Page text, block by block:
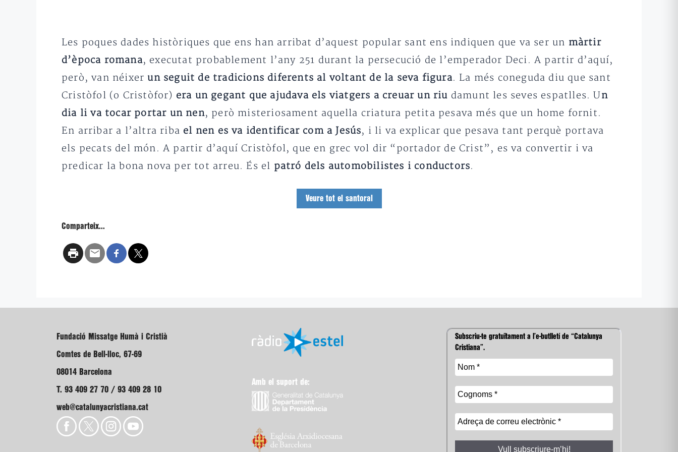
Les poques dades històriques que ens han arribat d’aquest popular sant ens indiquen que va ser un màrtir
d’època romana, executat probablement l’any 251 durant la persecució de l’emperador Deci. A partir d’aquí,
però, van néixer un seguit de tradicions diferents al voltant de la seva figura. La més coneguda diu que sant
Cristòfol (o Cristòfor) era un gegant que ajudava els viatgers a creuar un riu damunt les seves espatlles. Un
dia li va tocar portar un nen, però misteriosament aquella criatura petita pesava més que un home fornit.
En arribar a l’altra riba el nen es va identificar com a Jesús, i li va explicar que pesava tant perquè portava
els pecats del món. A partir d’aquí Cristòfol, que en grec vol dir “portador de Crist”, es va convertir i va
predicar la bona nova per tot arreu. És el patró dels automobilistes i conductors.
Veure tot el santoral
Comparteix...
Fundació Missatge Humà i Cristià
Comtes de Bell-lloc, 67-69
08014 Barcelona
T. 93 409 27 70 / 93 409 28 10
web@catalunyacristiana.cat
Amb el suport de:
Subscriu-te gratuïtament a l’e-butlletí de “Catalunya
Cristiana”.